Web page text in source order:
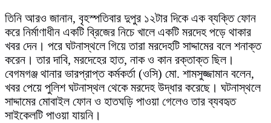
তিনি আরও জানান, বৃহস্পতিবার দুপুর ১২টার দিকে এক ব্যক্তি ফোন
করে নির্মাণাধীন একটি ব্রিজের নিচে খালে একটি মরদেহ পড়ে থাকার
খবর দেন। পরে ঘটনাস্থলে গিয়ে তারা মরদেহটি সাদ্দামের বলে শনাক্ত
করেন। তার দাবি, মরদেহের হাত, নাক ও কান রক্তাক্ত ছিল।
বেগমগঞ্জ থানার ভারপ্রাপ্ত কর্মকর্তা (ওসি) মো. শামসুজ্জামান বলেন,
খবর পেয়ে পুলিশ ঘটনাস্থল থেকে মরদেহ উদ্ধার করেছে। ঘটনাস্থলে
সাদ্দামের মোবাইল ফোন ও হাতঘড়ি পাওয়া গেলেও তার ব্যবহৃত
সাইকেলটি পাওয়া যায়নি।